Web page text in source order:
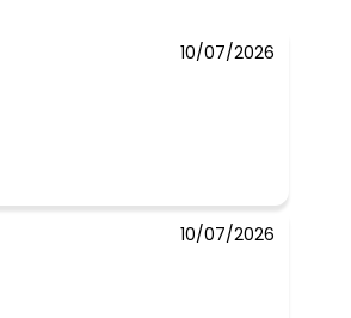
10/07/2026
10/07/2026